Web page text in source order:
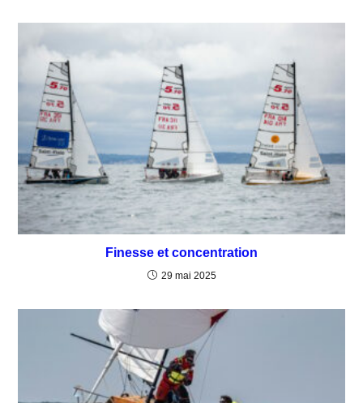
Finesse et concentration
29 mai 2025